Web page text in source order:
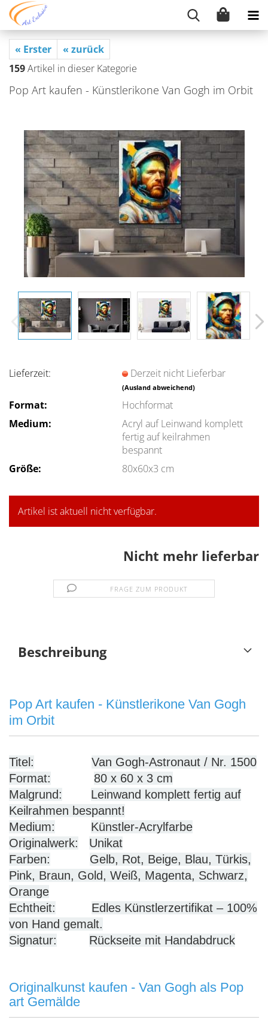
« Erster
« zurück
159Artikel in dieser Kategorie
Pop Art kau­fen - Künst­le­r­iko­ne Van Gogh im Orbit
Lieferzeit: Derzeit nicht Lieferbar
(Ausland abweichend)
Format:
Hochformat
Medium:
Acryl auf Leinwand komplett
fertig auf keilrahmen
bespannt
Größe:
80x60x3 cm
Artikel ist aktuell nicht verfügbar.
Nicht mehr lieferbar
FRAGE ZUM PRODUKT
Beschreibung
Pop Art kaufen - Künstlerikone Van Gogh
im Orbit
Titel:
Van Gogh-Astronaut / Nr. 1500
Format:
80 x 60 x 3 cm
Malgrund:
Leinwand komplett fertig auf
Keilrahmen bespannt!
Medium:
Künstler-Acrylfarbe
Originalwerk:
Unikat
Farben:
Gelb, Rot, Beige, Blau, Türkis,
Pink, Braun, Gold, Weiß, Magenta, Schwarz,
Orange
Echtheit:
Edles Künstlerzertifikat – 100%
von Hand gemalt.
Signatur:
Rückseite mit Handabdruck
Originalkunst kaufen - Van Gogh als Pop
art Gemälde